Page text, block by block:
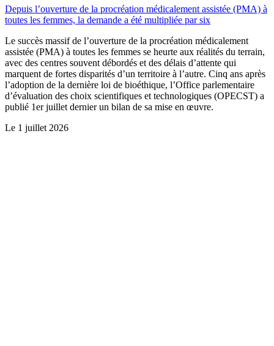
Depuis l’ouverture de la procréation médicalement assistée (PMA) à
toutes les femmes, la demande a été multipliée par six
Le succès massif de l’ouverture de la procréation médicalement
assistée (PMA) à toutes les femmes se heurte aux réalités du terrain,
avec des centres souvent débordés et des délais d’attente qui
marquent de fortes disparités d’un territoire à l’autre. Cinq ans après
l’adoption de la dernière loi de bioéthique, l’Office parlementaire
d’évaluation des choix scientifiques et technologiques (OPECST) a
publié 1er juillet dernier un bilan de sa mise en œuvre.
Le 1 juillet 2026